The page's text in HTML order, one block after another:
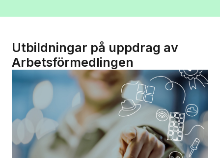
Utbildningar på uppdrag av
Arbetsförmedlingen